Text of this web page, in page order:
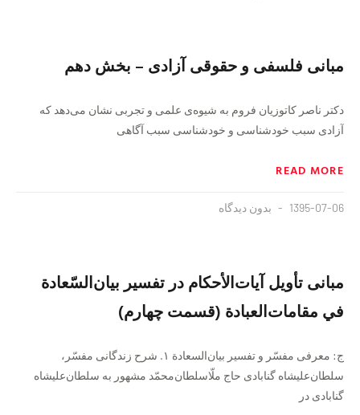
مبانی فلسفی و حقوقی آزادی – بخش دهم
دکتر ناصر کاتوزیان فروم به شیوه‌ی علمی و تجربی نشان می‌دهد که
آزادی سبب خودشناسی و خودشناسی سبب آگاهی
READ MORE
1395-07-06 بدون دیدگاه
مبانی تأويل آيات‌الأحكام در تفسير بيان‌السّعادة
في مقامات‌العبادة (قسمت چهارم)
ج: معرفی مفسّر و تفسير بيان‌‌السعادة ۱. شرح زندگانی مفسّر،
سلطان‌عليشاه گنابادی حاج ملّاسلطان‌محمّد مشهور به سلطان‌عليشاه
گنابادی در